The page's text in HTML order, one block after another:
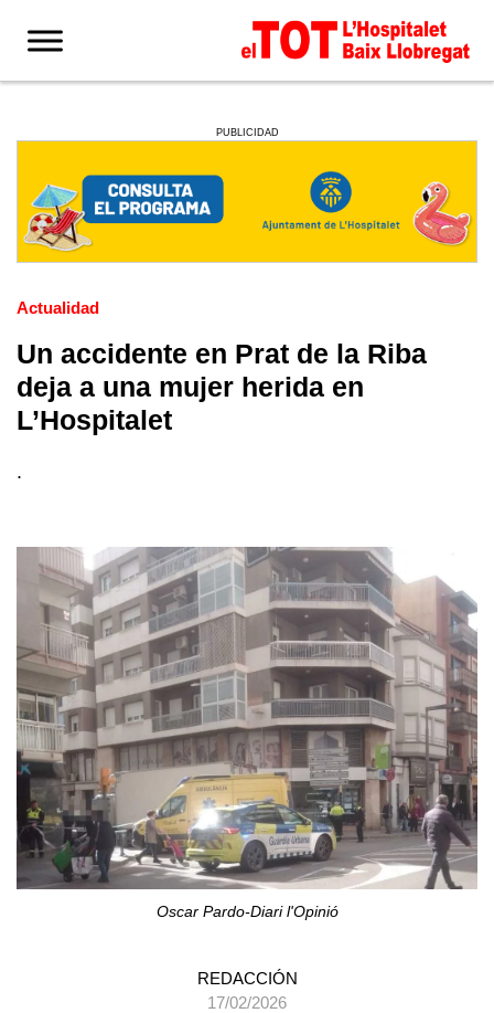
PUBLICIDAD
Actualidad
Un accidente en Prat de la Riba
deja a una mujer herida en
L’Hospitalet
.
Oscar Pardo-Diari l'Opinió
REDACCIÓN
17/02/2026